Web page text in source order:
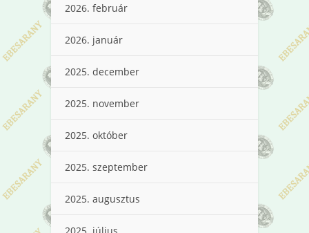
2026. február
2026. január
2025. december
2025. november
2025. október
2025. szeptember
2025. augusztus